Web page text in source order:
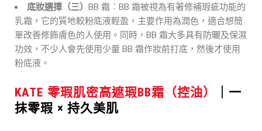
底妝選擇（三）BB 霜︰BB 霜被視為有著修補瑕疵功能的
乳霜，它的質地較粉底液輕盈，主要作用為潤色，適合想簡
單改善修飾膚色的人使用。同時，BB 霜大多具有防曬及保濕
功效，不少人會先使用少量 BB 霜作妝前打底，然後才使用
粉底液。
KATE 零瑕肌密高遮瑕BB霜（控油）
｜一
抹零瑕 × 持久美肌